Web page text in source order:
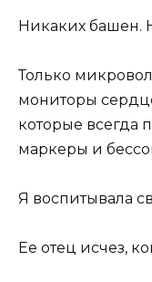
Никаких башен.
Только
мониторы
которые всегда
маркеры и
Я воспитывала
Ее отец исчез,